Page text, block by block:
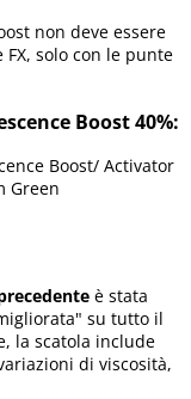
non deve essere
solo con le punte
Boost 40%:
Boost/ Activator
Green
è stata
su tutto il
la scatola include
di viscosità,